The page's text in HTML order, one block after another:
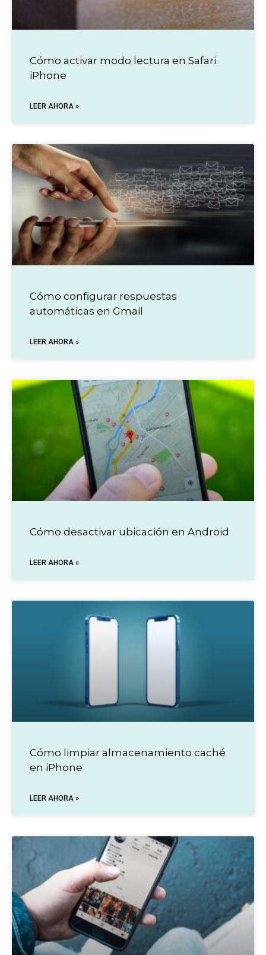
Cómo activar modo lectura en Safari
iPhone
LEER AHORA »
Cómo configurar respuestas
automáticas en Gmail
LEER AHORA »
Cómo desactivar ubicación en Android
LEER AHORA »
Cómo limpiar almacenamiento caché
en iPhone
LEER AHORA »